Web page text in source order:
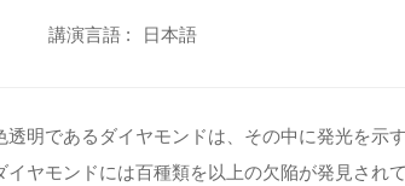
講演言語 : 日本語
透明であるダイヤモンドは、その中に発光を⽰
イヤモンドには百種類を以上の⽋陥が発⾒され